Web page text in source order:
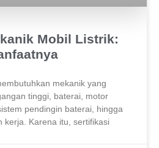
Mobil Listrik:
mekanik yang
tinggi, baterai, motor
pendingin baterai, hingga
kerja. Karena itu, sertifikasi